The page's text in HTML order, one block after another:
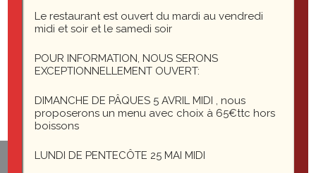
Vous devez
pour publier un commentaire.
Le restaurant est ouvert du mardi au vendredi
midi et soir et le samedi soir
POUR INFORMATION, NOUS SERONS
EXCEPTIONNELLEMENT OUVERT:
DIMANCHE DE PÂQUES 5 AVRIL MIDI , nous
proposerons un menu avec choix à 65€ttc hors
boissons
LUNDI DE PENTECÔTE 25 MAI MIDI